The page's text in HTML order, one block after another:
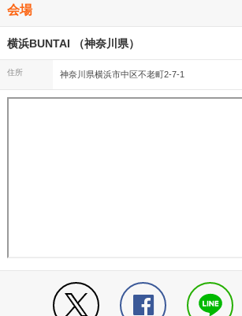
会場
横浜BUNTAI （神奈川県）
住所 神奈川県横浜市中区不老町2-7-1